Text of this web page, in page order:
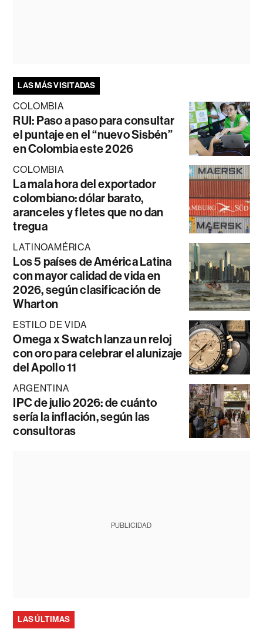
LAS MÁS VISITADAS
COLOMBIA
RUI: Paso a paso para consultar
el puntaje en el “nuevo Sisbén”
en Colombia este 2026
COLOMBIA
La mala hora del exportador
colombiano: dólar barato,
aranceles y fletes que no dan
tregua
LATINOAMÉRICA
Los 5 países de América Latina
con mayor calidad de vida en
2026, según clasificación de
Wharton
ESTILO DE VIDA
Omega x Swatch lanza un reloj
con oro para celebrar el alunizaje
del Apollo 11
ARGENTINA
IPC de julio 2026: de cuánto
sería la inflación, según las
consultoras
PUBLICIDAD
LAS ÚLTIMAS